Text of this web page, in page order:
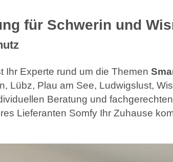
für Schwerin und
Ihr Experte rund um die Themen
Lübz, Plau am See, Ludwigslust,
Beratung und
Lieferanten Somfy Ihr Zuhause